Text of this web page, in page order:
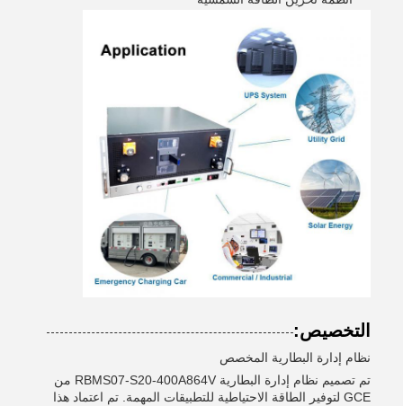
التخصيص:
نظام إدارة البطارية المخصص
تم تصميم نظام إدارة البطارية RBMS07-S20-400A864V من
GCE لتوفير الطاقة الاحتياطية للتطبيقات المهمة. تم اعتماد هذا